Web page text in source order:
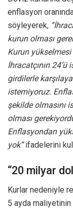
enflasyon
söyleyerek,
kurun olması
Kurun yükselmesi
İhracatçının 24’ü
girdilerle
istemiyoruz.
şekilde olmasını
olması
Enflasyondan
yok”ifadelerini
“20 milyar
Kurlar nedeniyle
5 ayda